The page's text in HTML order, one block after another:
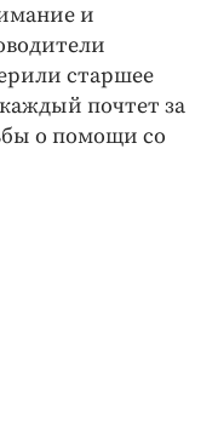
и
старшее
почтет за
о помощи со